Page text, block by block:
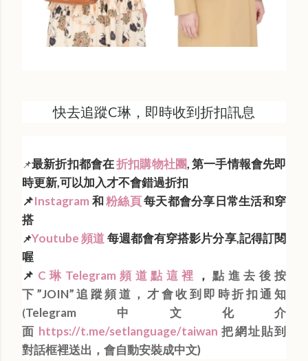
快去追蹤C琳，即時收到折扣訊息
📌最新折扣都會在折扣購物社團, 第一手情報會先即
時更新,可以加入才不會錯過折扣
📌Instagram 和粉絲頁每天都會分享日常生活和穿
搭
📌Youtube 頻道每週都會有穿搭影片分享,記得訂閱
喔
📌 C琳Telegram頻道點這裡 ， 點進去後按
下”JOIN”追蹤頻道，才會收到即時折扣通知
(Telegram中文化介
面 https://t.me/setlanguage/taiwan 把網址貼到
對話框裡送出，會自動安裝成中文)